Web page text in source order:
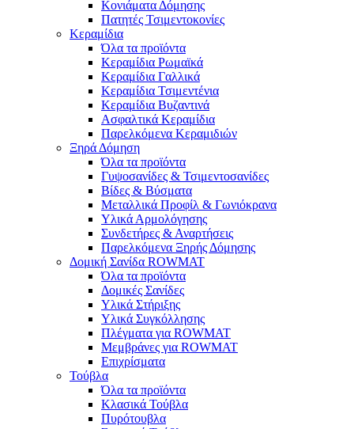
Κονιάματα Δόμησης
Πατητές Τσιμεντοκονίες
Κεραμίδια
Όλα τα προϊόντα
Κεραμίδια Ρωμαϊκά
Κεραμίδια Γαλλικά
Κεραμίδια Τσιμεντένια
Κεραμίδια Βυζαντινά
Ασφαλτικά Κεραμίδια
Παρελκόμενα Κεραμιδιών
Ξηρά Δόμηση
Όλα τα προϊόντα
Γυψοσανίδες & Τσιμεντοσανίδες
Βίδες & Βύσματα
Μεταλλικά Προφίλ & Γωνιόκρανα
Υλικά Αρμολόγησης
Συνδετήρες & Αναρτήσεις
Παρελκόμενα Ξηρής Δόμησης
Δομική Σανίδα ROWMAT
Όλα τα προϊόντα
Δομικές Σανίδες
Υλικά Στήριξης
Υλικά Συγκόλλησης
Πλέγματα για ROWMAT
Μεμβράνες για ROWMAT
Επιχρίσματα
Τούβλα
Όλα τα προϊόντα
Κλασικά Τούβλα
Πυρότουβλα